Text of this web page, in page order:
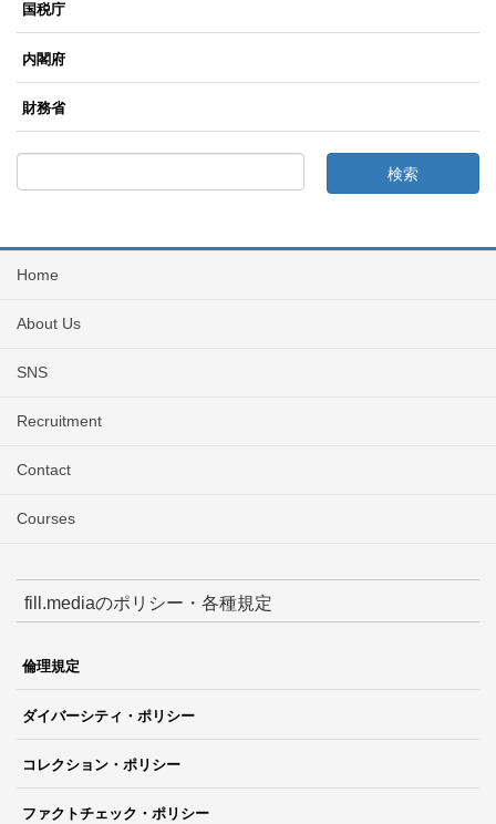
国税庁
内閣府
財務省
Home
About Us
SNS
Recruitment
Contact
Courses
fill.mediaのポリシー・各種規定
倫理規定
ダイバーシティ・ポリシー
コレクション・ポリシー
ファクトチェック・ポリシー